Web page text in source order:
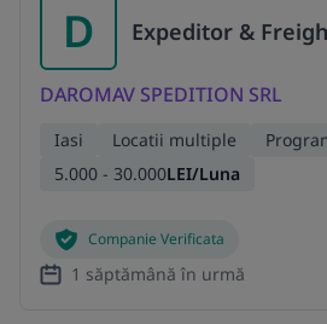
D Expeditor &
DAROMAV SPEDITION SRL
Iasi Locatii multiple
5.000 - 30.000LEI/Luna
Companie Verificata
1 săptămână în urmă